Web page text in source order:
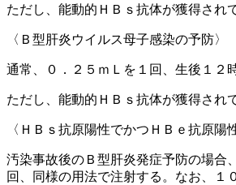
ただし、能動的ＨＢｓ抗体が獲得され
〈Ｂ型肝炎ウイルス母子感染の予防〉
通常、０．２５ｍＬを１回、生後１２
ただし、能動的ＨＢｓ抗体が獲得され
〈ＨＢｓ抗原陽性でかつＨＢｅ抗原陽
汚染事故後のＢ型肝炎発症予防の場合
回、同様の用法で注射する。なお、１